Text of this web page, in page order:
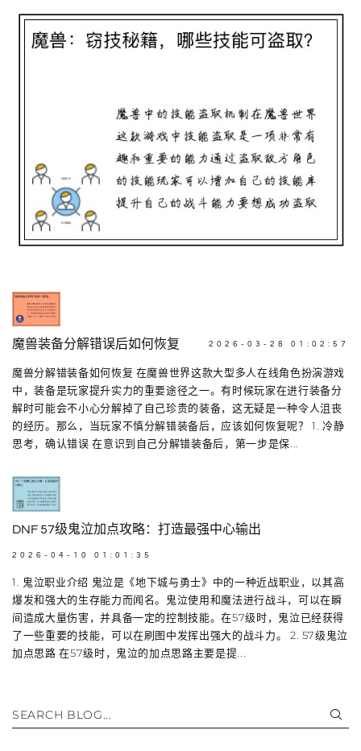
魔兽装备分解错误后如何恢复 2026-03-28 01:02:57
魔兽分解错装备如何恢复 在魔兽世界这款大型多人在线角色扮演游戏
中，装备是玩家提升实力的重要途径之一。有时候玩家在进行装备分
解时可能会不小心分解掉了自己珍贵的装备，这无疑是一种令人沮丧
的经历。那么，当玩家不慎分解错装备后，应该如何恢复呢？ 1. 冷静
思考，确认错误 在意识到自己分解错装备后，第一步是保...
DNF 57级鬼泣加点攻略：打造最强中心输出
2026-04-10 01:01:35
1. 鬼泣职业介绍 鬼泣是《地下城与勇士》中的一种近战职业，以其高
爆发和强大的生存能力而闻名。鬼泣使用和魔法进行战斗，可以在瞬
间造成大量伤害，并具备一定的控制技能。在57级时，鬼泣已经获得
了一些重要的技能，可以在刷图中发挥出强大的战斗力。 2. 57级鬼泣
加点思路 在57级时，鬼泣的加点思路主要是提...
SEARCH BLOG...